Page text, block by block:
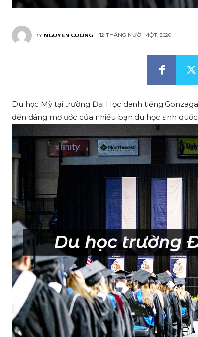
BY NGUYEN CUONG 12 THÁNG MƯỜI MỘT, 2020
Du học Mỹ tại trường Đại Học danh tiếng
đến đáng mơ ước của nhiều bạn du học sinh quốc